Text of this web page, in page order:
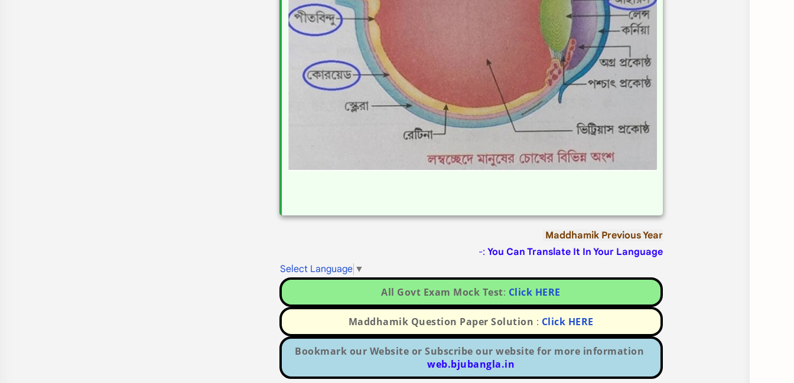
Maddhamik Previous Year
You Can Translate It In Your Language
:-
Select Language ▼
All Govt Exam Mock Test: Click HERE
Maddhamik Question Paper Solution : Click HERE
Bookmark our Website or Subscribe our website for more information
web.bjubangla.in